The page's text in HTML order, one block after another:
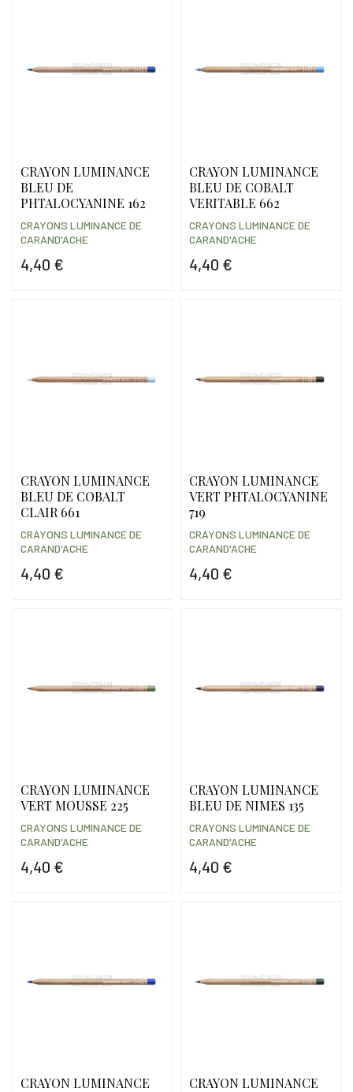
CRAYON LUMINANCE
BLEU DE
PHTALOCYANINE 162
4,40 €
CRAYONS LUMINANCE DE
CARAND'ACHE
CRAYON LUMINANCE
BLEU DE COBALT
VERITABLE 662
4,40 €
CRAYONS LUMINANCE DE
CARAND'ACHE
CRAYON LUMINANCE
BLEU DE COBALT
CLAIR 661
4,40 €
CRAYONS LUMINANCE DE
CARAND'ACHE
CRAYON LUMINANCE
VERT PHTALOCYANINE
719
4,40 €
CRAYONS LUMINANCE DE
CARAND'ACHE
CRAYON LUMINANCE
VERT MOUSSE 225
4,40 €
CRAYONS LUMINANCE DE
CARAND'ACHE
CRAYON LUMINANCE
BLEU DE NIMES 135
4,40 €
CRAYONS LUMINANCE DE
CARAND'ACHE
CRAYON LUMINANCE
CRAYON LUMINANCE